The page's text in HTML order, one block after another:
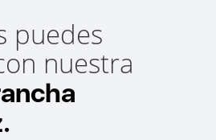
puedes
nuestra